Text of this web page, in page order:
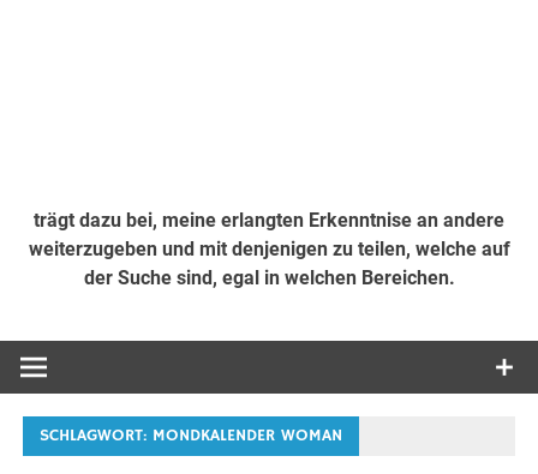
trägt dazu bei, meine erlangten Erkenntnise an andere
weiterzugeben und mit denjenigen zu teilen, welche auf
der Suche sind, egal in welchen Bereichen.
SCHLAGWORT: MONDKALENDER WOMAN